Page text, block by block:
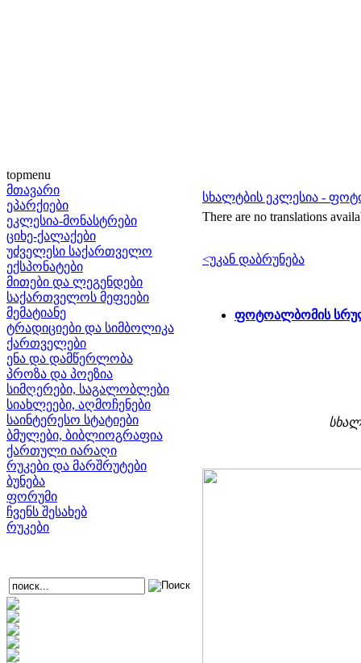
topmenu
მთავარი
ეპარქიები
ეკლესია-მონასტრები
ციხე-ქალაქები
უძველესი საქართველო
ექსპონატები
მითები და ლეგენდები
საქართველოს მეფეები
მემატიანე
ტრადიციები და სიმბოლიკა
ქართველები
ენა და დამწერლობა
პროზა და პოეზია
სიმღერები, საგალობლები
სიახლეები, აღმოჩენები
საინტერესო სტატიები
ბმულები, ბიბლიოგრაფია
ქართული იარაღი
რუკები და მარშრუტები
ბუნება
ფორუმი
ჩვენს შესახებ
რუკები
სხალტბის ეკლესია -
There are no translations
<უკან დაბრუნება
ფოტოალბომის